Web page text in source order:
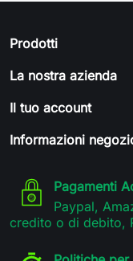
Prodotti
La nostra azienda
Il tuo account
Informazioni
Pagamenti
Paypal,
credito o di debito,